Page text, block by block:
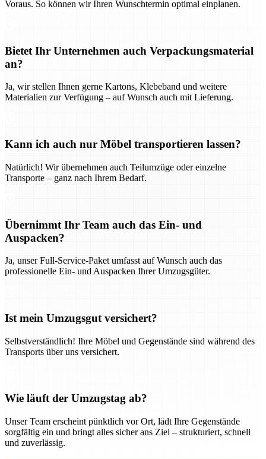
Voraus. So können wir Ihren Wunschtermin optimal einplanen.
Bietet Ihr Unternehmen auch Verpackungsmaterial
an?
Ja, wir stellen Ihnen gerne Kartons, Klebeband und weitere
Materialien zur Verfügung – auf Wunsch auch mit Lieferung.
Kann ich auch nur Möbel transportieren lassen?
Natürlich! Wir übernehmen auch Teilumzüge oder einzelne
Transporte – ganz nach Ihrem Bedarf.
Übernimmt Ihr Team auch das Ein- und
Auspacken?
Ja, unser Full-Service-Paket umfasst auf Wunsch auch das
professionelle Ein- und Auspacken Ihrer Umzugsgüter.
Ist mein Umzugsgut versichert?
Selbstverständlich! Ihre Möbel und Gegenstände sind während des
Transports über uns versichert.
Wie läuft der Umzugstag ab?
Unser Team erscheint pünktlich vor Ort, lädt Ihre Gegenstände
sorgfältig ein und bringt alles sicher ans Ziel – strukturiert, schnell
und zuverlässig.